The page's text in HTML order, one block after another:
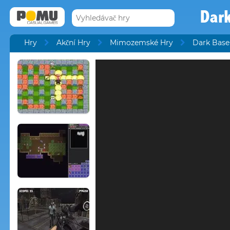
Hry Akční Hry Mimozemské Hry Dark